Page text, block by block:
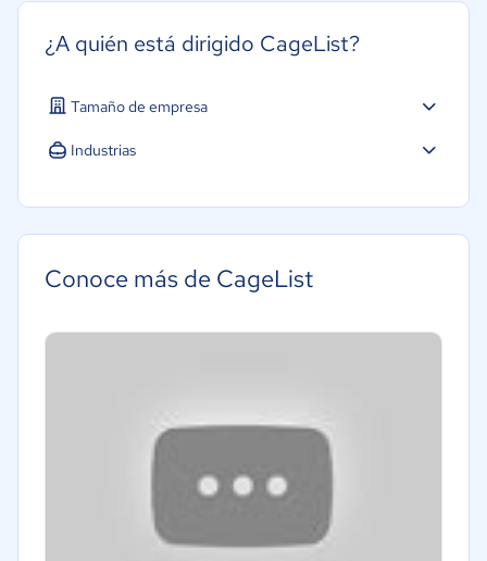
¿A quién está dirigido CageList?
Tamaño de empresa
Industrias
Farmacéutica
Conoce más de CageList